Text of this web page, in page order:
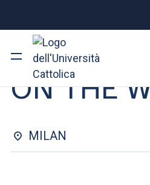
University
Courses of study
Eventi Milano ON THE
PRESENTATION OF THE BOOK | 24
ON THE
MILAN